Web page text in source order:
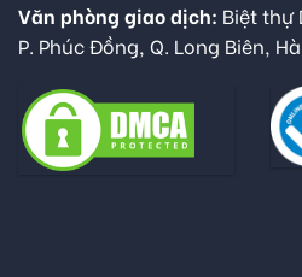
Văn phòng giao dịch: Biệt thự
P. Phúc Đồng, Q. Long Biên,